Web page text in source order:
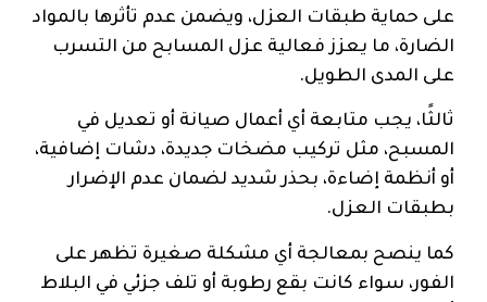
على حماية طبقات العزل، ويضمن عدم تأثرها بالمواد
الضارة، ما يعزز فعالية عزل المسابح من التسرب
على المدى الطويل.
ثالثًا، يجب متابعة أي أعمال صيانة أو تعديل في
المسبح، مثل تركيب مضخات جديدة، دشات إضافية،
أو أنظمة إضاءة، بحذر شديد لضمان عدم الإضرار
بطبقات العزل.
كما ينصح بمعالجة أي مشكلة صغيرة تظهر على
الفور، سواء كانت بقع رطوبة أو تلف جزئي في البلاط